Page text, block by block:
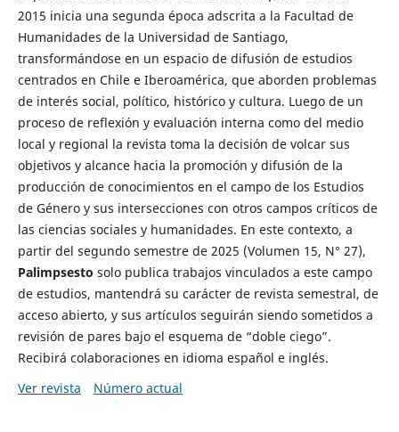
2015 inicia una segunda época adscrita a la Facultad de
Humanidades de la Universidad de Santiago,
transformándose en un espacio de difusión de estudios
centrados en Chile e Iberoamérica, que aborden problemas
de interés social, político, histórico y cultura. Luego de un
proceso de reflexión y evaluación interna como del medio
local y regional la revista toma la decisión de volcar sus
objetivos y alcance hacia la promoción y difusión de la
producción de conocimientos en el campo de los Estudios
de Género y sus intersecciones con otros campos críticos de
las ciencias sociales y humanidades. En este contexto, a
partir del segundo semestre de 2025 (Volumen 15, N° 27),
Palimpsesto solo publica trabajos vinculados a este campo
de estudios, mantendrá su carácter de revista semestral, de
acceso abierto, y sus artículos seguirán siendo sometidos a
revisión de pares bajo el esquema de “doble ciego”.
Recibirá colaboraciones en idioma español e inglés.
Ver revista
Número actual